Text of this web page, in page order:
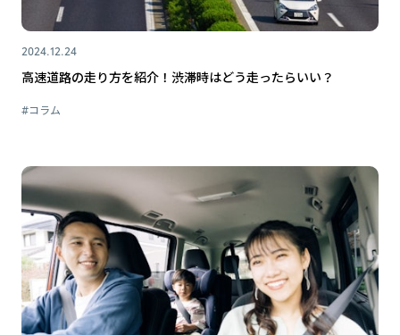
2024.12.24
高速道路の走り方を紹介！渋滞時はどう走ったらいい？
#コラム